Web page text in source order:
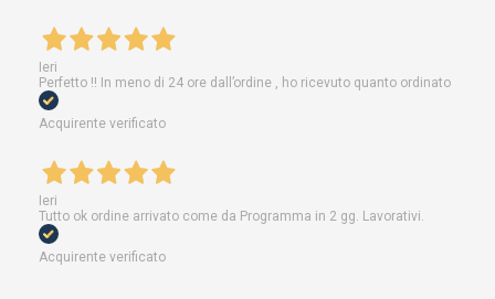
Ieri
Perfetto !! In meno di 24 ore dall’ordine , ho ricevuto quanto ordinato
Acquirente verificato
Ieri
Tutto ok ordine arrivato come da Programma in 2 gg. Lavorativi.
Acquirente verificato